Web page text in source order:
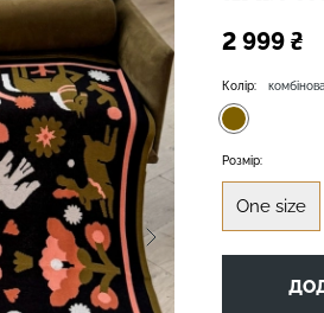
2 999 ₴
Колір:
Розмір:
One size